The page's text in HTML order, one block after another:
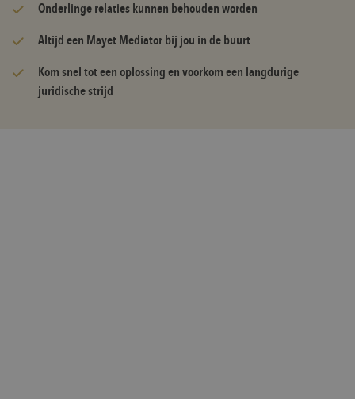
Onderlinge relaties kunnen behouden worden
Altijd een Mayet Mediator bij jou in de buurt
Kom snel tot een oplossing en voorkom een langdurige
juridische strijd